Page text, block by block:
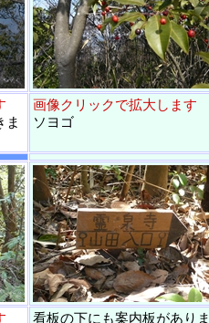
ま
画像クリックで拡大します
ソヨゴ
看板の下にも案内板がありま